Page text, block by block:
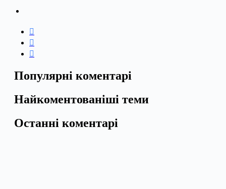
Популярні коментарі
Найкоментованіші теми
Останні коментарі